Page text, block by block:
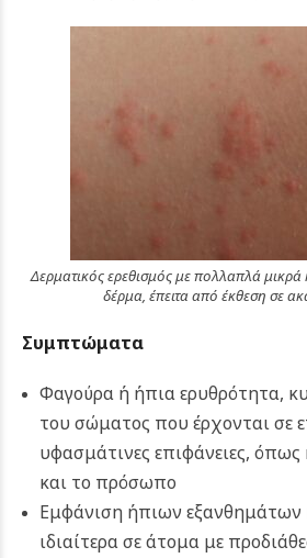
Δερματικός ερεθισμός με πολλαπλά μικρά
δέρμα, έπειτα από έκθεση σε
Συμπτώματα
Φαγούρα ή ήπια ερυθρότητα,
του σώματος που έρχονται σε
υφασμάτινες επιφάνειες,
και το πρόσωπο
Εμφάνιση ήπιων εξανθημάτων
ιδιαίτερα σε άτομα με